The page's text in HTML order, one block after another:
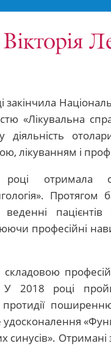
закінчила
«Лікувальна
діяльність
лікуванням і
отримала
Протягом
професійні
У 2018 році
протидії
синусів». Отримані